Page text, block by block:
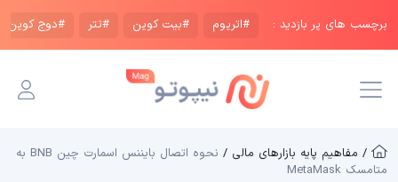
برچسب های پر بازدید : #اتریوم #بیت کوین #تتر #دوج کوین
/ مفاهیم پایه بازار‌های مالی /
نحوه اتصال بایننس اسمارت چین BNB به
متامسک MetaMask